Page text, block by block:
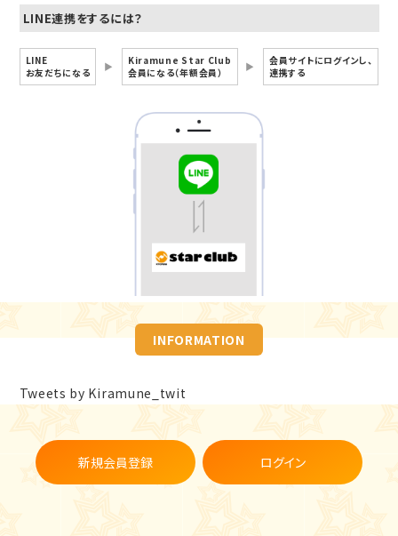
LINE連携をするには？
LINE
お友だちになる
▶︎
Kiramune Star Club
会員になる（年額会員）
▶︎
会員サイトにログインし、
連携する
INFORMATION
Tweets by Kiramune_twit
新規会員登録 ログイン